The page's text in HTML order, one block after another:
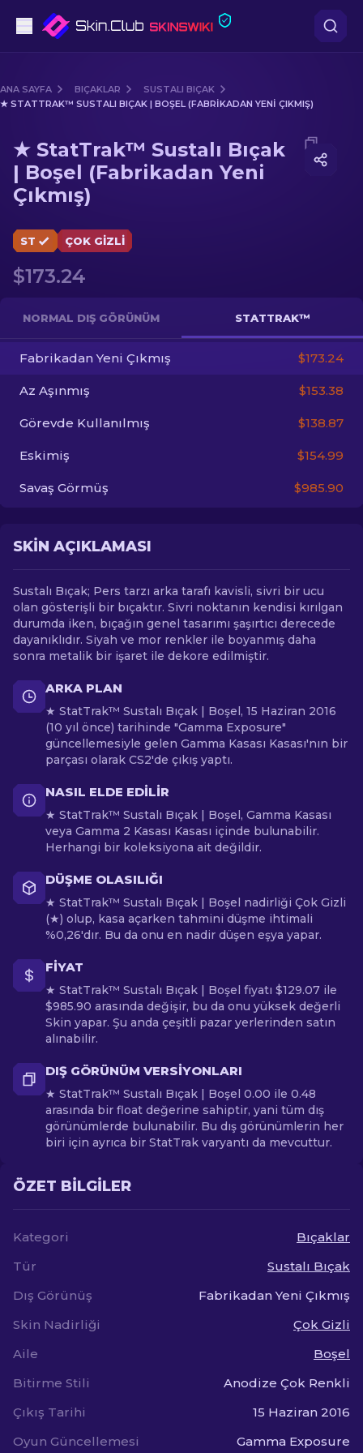
Orta seviye
Tüfek
Dürbünlü Tüfek
Bıçaklar
Eldiven
Diğer
ANA SAYFA BIÇAKLAR
SUSTALI BIÇAK
★ STATTRAK™ SUSTALI BIÇAK | BOŞEL (FABRIKADAN YENI ÇIKMIŞ)
Media of ★ StatTrak™ Sustalı Bıçak | Boşel
★ StatTrak™ Sustalı Bıçak
| Boşel (Fabrikadan Yeni
Çıkmış)
ST ÇOK GIZLI
$173.24
NORMAL DIŞ GÖRÜNÜM STATTRAK™
Fabrikadan Yeni Çıkmış $173.24
Az Aşınmış $153.38
Görevde Kullanılmış $138.87
Eskimiş $154.99
Savaş Görmüş $985.90
SKIN AÇIKLAMASI
Sustalı Bıçak; Pers tarzı arka tarafı kavisli, sivri bir ucu
olan gösterişli bir bıçaktır. Sivri noktanın kendisi kırılgan
durumda iken, bıçağın genel tasarımı şaşırtıcı derecede
dayanıklıdır. Siyah ve mor renkler ile boyanmış daha
sonra metalik bir işaret ile dekore edilmiştir.
ARKA PLAN
★ StatTrak™ Sustalı Bıçak | Boşel, 15 Haziran 2016
(10 yıl önce) tarihinde "Gamma Exposure"
güncellemesiyle gelen Gamma Kasası Kasası'nın bir
parçası olarak CS2'de çıkış yaptı.
NASIL ELDE EDILIR
★ StatTrak™ Sustalı Bıçak | Boşel, Gamma Kasası
veya Gamma 2 Kasası Kasası içinde bulunabilir.
Herhangi bir koleksiyona ait değildir.
DÜŞME OLASILIĞI
★ StatTrak™ Sustalı Bıçak | Boşel nadirliği Çok Gizli
(★) olup, kasa açarken tahmini düşme ihtimali
%0,26'dır. Bu da onu en nadir düşen eşya yapar.
FIYAT
★ StatTrak™ Sustalı Bıçak | Boşel fiyatı $129.07 ile
$985.90 arasında değişir, bu da onu yüksek değerli
Skin yapar. Şu anda çeşitli pazar yerlerinden satın
alınabilir.
DIŞ GÖRÜNÜM VERSIYONLARI
★ StatTrak™ Sustalı Bıçak | Boşel 0.00 ile 0.48
arasında bir float değerine sahiptir, yani tüm dış
görünümlerde bulunabilir. Bu dış görünümlerin her
biri için ayrıca bir StatTrak varyantı da mevcuttur.
ÖZET BILGILER
Kategori
Bıçaklar
Tür
Sustalı Bıçak
Dış Görünüş
Fabrikadan Yeni Çıkmış
Skin Nadirliği
Çok Gizli
Aile
Boşel
Bitirme Stili
Anodize Çok Renkli
Çıkış Tarihi
15 Haziran 2016
Oyun Güncellemesi
Gamma Exposure